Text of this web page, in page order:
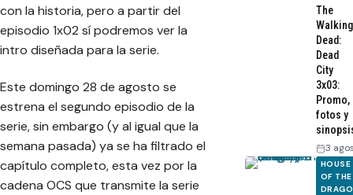
con la historia, pero a partir del
episodio 1x02 sí podremos ver la
intro diseñada para la serie.
Este domingo 28 de agosto se
estrena el segundo episodio de la
serie, sin embargo (y al igual que la
semana pasada) ya se ha filtrado el
capítulo completo, esta vez por la
cadena OCS que transmite la serie
The
Walking
Dead:
Dead
City
3x03:
Promo,
fotos y
3
HOUSE
OF THE